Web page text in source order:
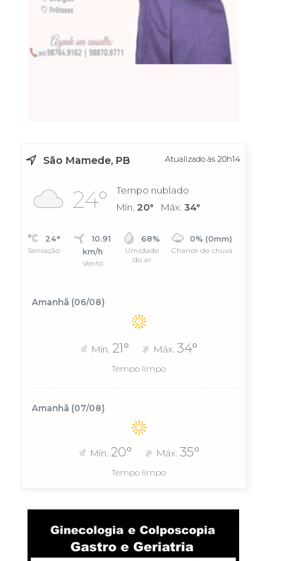
São Mamede, PB Atualizado às 20h14
24°
Tempo nublado
Mín. 20° Máx. 34°
24°
Sensação
10.91
km/h
Vento
68%
Umidade
do ar
0% (0mm)
Chance de chuva
Amanhã (06/08)
Mín. 21° Máx.34°
Tempo limpo
Amanhã (07/08)
Mín. 20° Máx. 35°
Tempo limpo